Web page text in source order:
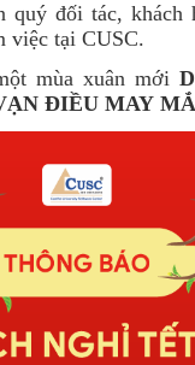
quý đối tác, khách
việc tại CUSC.
mùa xuân mới
ĐIỀU MAY